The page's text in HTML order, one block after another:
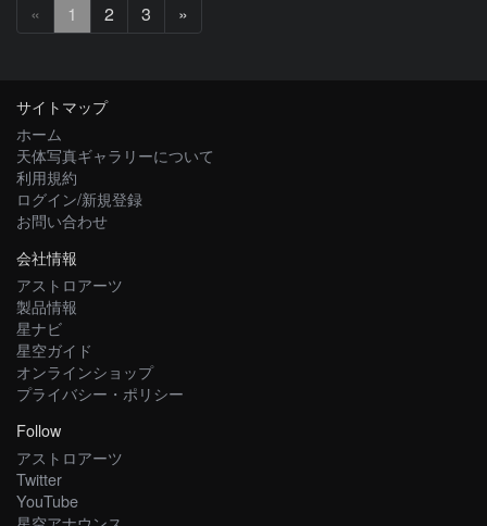
« 1 2 3 »
へ
サイトマップ
ホーム
天体写真ギャラリーについて
利用規約
ログイン/新規登録
お問い合わせ
会社情報
アストロアーツ
製品情報
星ナビ
星空ガイド
オンラインショップ
プライバシー・ポリシー
Follow
アストロアーツ
Twitter
YouTube